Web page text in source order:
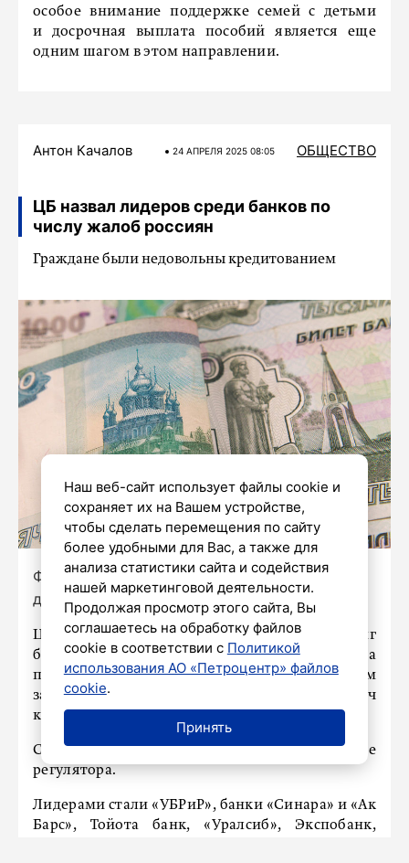
особое внимание поддержке семей с детьми
и досрочная выплата пособий является еще
одним шагом в этом направлении.
Антон Качалов 24 АПРЕЛЯ 2025 08:05 ОБЩЕСТВО
ЦБ назвал лидеров среди банков по
числу жалоб россиян
Граждане были недовольны кредитованием
Фото: Роман Пименов / «Петербургский
дневник»
Центробанк впервые опубликовал рейтинг
банков по объему обоснованных жалоб на
процедуру кредитования, место в котором
зависит от числа обращений на 100 тысяч
клиентов.
Список появился на официальном сайте
регулятора.
Лидерами стали «УБРиР», банки «Синара» и «Ак
Барс», Тойота банк, «Уралсиб», Экспобанк,
Наш веб-сайт использует файлы cookie и
сохраняет их на Вашем устройстве,
чтобы сделать перемещения по сайту
более удобными для Вас, а также для
анализа статистики сайта и содействия
нашей маркетинговой деятельности.
Продолжая просмотр этого сайта, Вы
соглашаетесь на обработку файлов
cookie в соответствии с Политикой
использования АО «Петроцентр» файлов
cookie.
Принять